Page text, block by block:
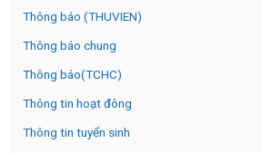
Thông báo (THUVIEN)
Thông báo chung
Thông báo(TCHC)
Thông tin hoạt đông
Thông tin tuyển sinh